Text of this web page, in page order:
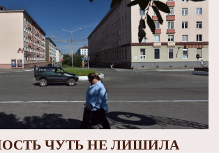
ЧУТЬ НЕ ЛИШИЛА